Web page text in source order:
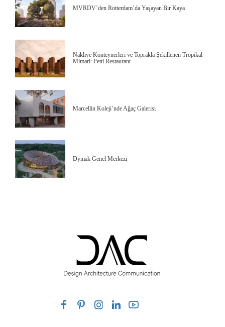
MVRDV’den Rotterdam’da Yaşayan Bir Kaya
Nakliye Konteynerleri ve Toprakla Şekillenen Tropikal
Mimari: Petti Restaurant
Marcellin Koleji’nde Ağaç Galerisi
Dymak Genel Merkezi